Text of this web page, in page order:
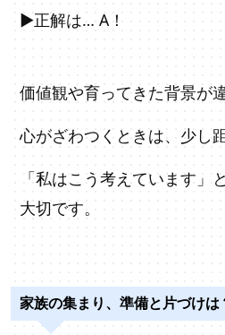
▶正解は… A！
価値観や育ってきた背景が
心がざわつくときは、少し
「私はこう考えています」
大切です。
家族の集まり、準備と片づけは